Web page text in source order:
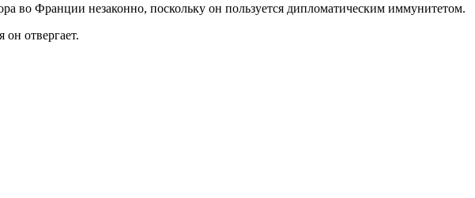
во Франции незаконно, поскольку он пользуется дипломатическим иммунитетом.
отвергает.